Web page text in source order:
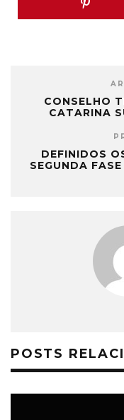
CONSELHO
CATARINA
DEFINIDOS
SEGUNDA
POSTS